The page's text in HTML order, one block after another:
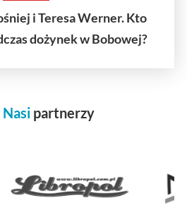
i Teresa Werner. Kto
dożynek w Bobowej?
Nasi partnerzy